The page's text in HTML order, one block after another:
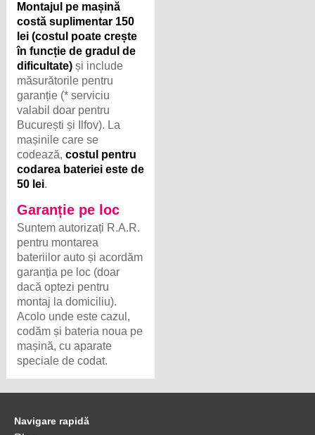
Montajul pe mașină
costă suplimentar 150
lei (costul poate crește
în funcție de gradul de
dificultate) și include
măsurătorile pentru
garanție (* serviciu
valabil doar pentru
București și Ilfov). La
mașinile care se
codează,costul pentru
codarea bateriei este de
50 lei.
Garanție pe loc
Suntem autorizați R.A.R.
pentru montarea
bateriilor auto și acordăm
garanția pe loc (doar
dacă optezi pentru
montaj la domiciliu).
Acolo unde este cazul,
codăm și bateria noua pe
mașină, cu aparate
speciale de codat.
Navigare rapidă